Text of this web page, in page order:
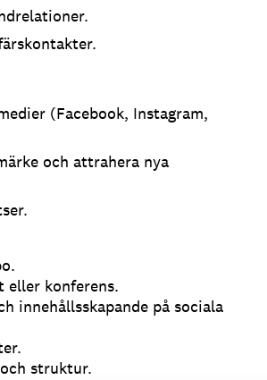
(Facebook, Instagram,
och attrahera nya
eller konferens.
innehållsskapande på sociala
struktur.